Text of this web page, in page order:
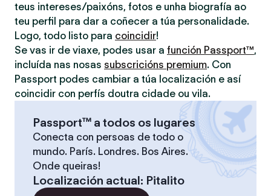
teus intereses/paixóns, fotos e unha biografía ao
teu perfil para dar a coñecer a túa personalidade.
Logo, todo listo para coincidir!
Se vas ir de viaxe, podes usar a función Passport™,
incluída nas nosas subscricións premium. Con
Passport podes cambiar a túa localización e así
coincidir con perfís doutra cidade ou vila.
Passport™ a todos os lugares
Conecta con persoas de todo o
mundo. París. Londres. Bos Aires.
Onde queiras!
Localización actual: Pitalito